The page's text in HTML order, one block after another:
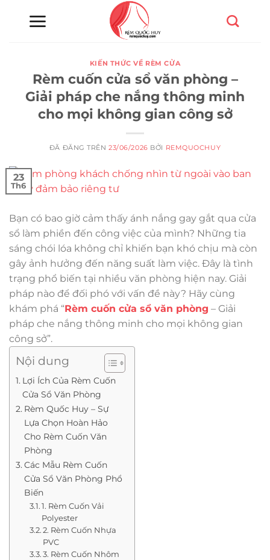
KIẾN THỨC VỀ RÈM CỬA
Rèm cuốn cửa sổ văn phòng –
Giải pháp che nắng thông minh
cho mọi không gian công sở
ĐÃ ĐĂNG TRÊN23/06/2026 BỞI REMQUOCHUY
23
Th6
Bạn có bao giờ cảm thấy ánh nắng gay gắt qua cửa
sổ làm phiền đến công việc của mình? Những tia
sáng chói lóa không chỉ khiến bạn khó chịu mà còn
gây ảnh hưởng đến năng suất làm việc. Đây là tình
trạng phổ biến tại nhiều văn phòng hiện nay. Giải
pháp nào để đối phó với vấn đề này? Hãy cùng
khám phá “Rèm cuốn cửa sổ văn phòng – Giải
pháp che nắng thông minh cho mọi không gian
công sở”.
Nội dung
Lợi Ích Của Rèm Cuốn
Cửa Sổ Văn Phòng
Rèm Quốc Huy – Sự
Lựa Chọn Hoàn Hảo
Cho Rèm Cuốn Văn
Phòng
Các Mẫu Rèm Cuốn
Cửa Sổ Văn Phòng Phổ
Biến
1. Rèm Cuốn Vải
Polyester
2. Rèm Cuốn Nhựa
PVC
3. Rèm Cuốn Nhôm